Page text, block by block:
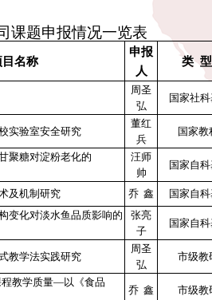
课题申报情况一览表
目名称
申报
人
类 型
周圣
弘
国家社科
实验室安全研究
董红
兵
国家教
聚糖对淀粉老化的
汪师
帅
国家自科
及机制研究 乔 鑫 国家自科
变化对淡水鱼品质影响的
张亮
子
国家自科
教学法实践研究
周圣
弘
市级教
程教学质量—以《食品
乔 鑫 市级教